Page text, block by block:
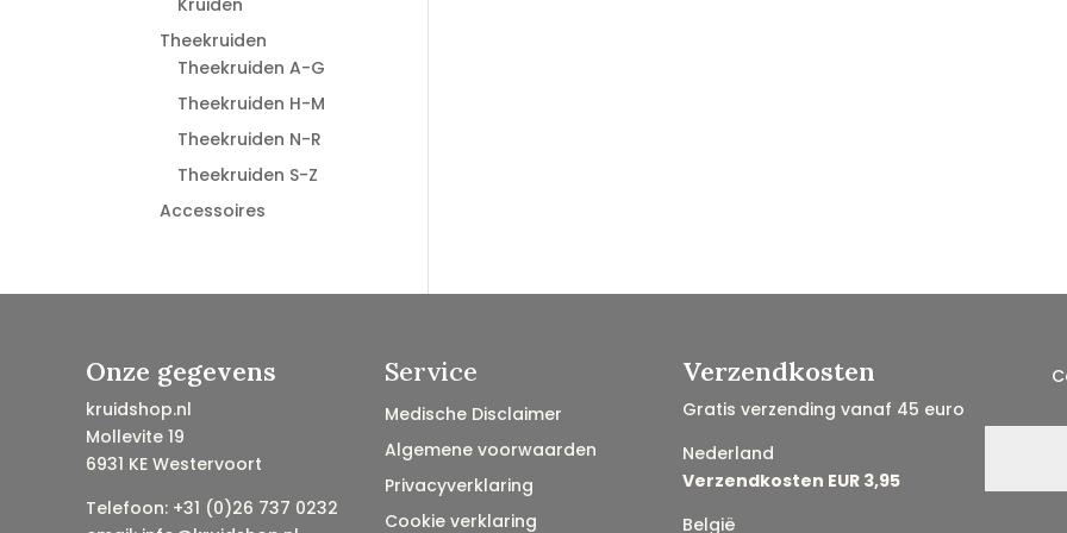
Kruiden
Theekruiden
Theekruiden A-G
Theekruiden H-M
Theekruiden N-R
Theekruiden S-Z
Accessoires
Onze gegevens
kruidshop.nl
Mollevite 19
6931 KE Westervoort
Telefoon: +31 (0)26 737 0232
Service
Medische Disclaimer
Algemene voorwaarden
Privacyverklaring
Cookie verklaring
Verzendkosten
Gratis verzending vanaf 45 euro
Nederland
Verzendkosten EUR 3,95
België